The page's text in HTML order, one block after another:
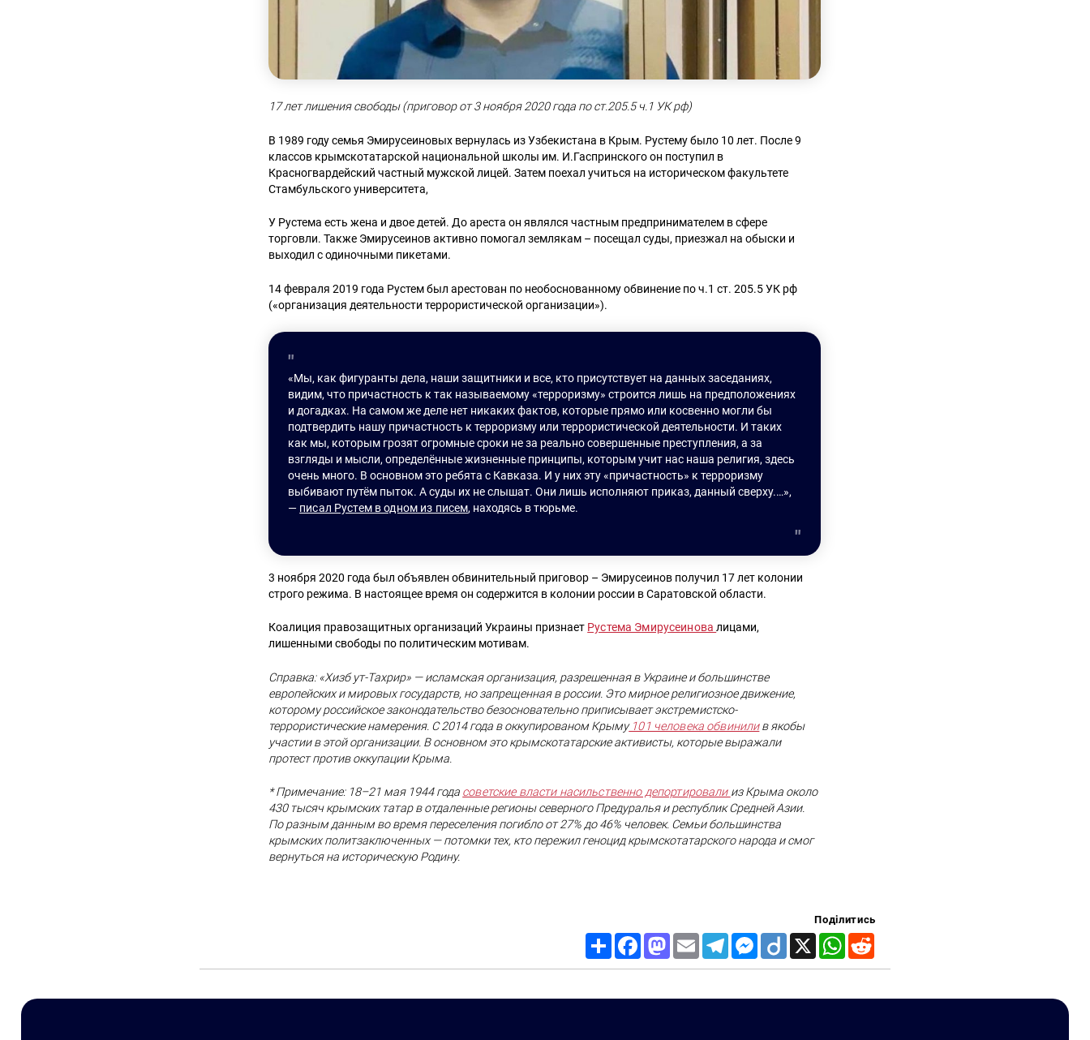
17 лет лишения свободы (приговор от 3 ноября 2020 года по ст.205.5 ч.1 УК рф)
В 1989 году семья Эмирусеиновых вернулась из Узбекистана в Крым. Рустему было 10 лет. После 9
классов крымскотатарской национальной школы им. И.Гаспринского он поступил в
Красногвардейский частный мужской лицей. Затем поехал учиться на историческом факультете
Стамбульского университета,
У Рустема есть жена и двое детей. До ареста он являлся частным предпринимателем в сфере
торговли. Также Эмирусеинов активно помогал землякам – посещал суды, приезжал на обыски и
выходил с одиночными пикетами.
14 февраля 2019 года Рустем был арестован по необоснованному обвинение по ч.1 ст. 205.5 УК рф
(«организация деятельности террористической организации»).
«Мы, как фигуранты дела, наши защитники и все, кто присутствует на данных заседаниях,
видим, что причастность к так называемому «терроризму» строится лишь на предположениях
и догадках. На самом же деле нет никаких фактов, которые прямо или косвенно могли бы
подтвердить нашу причастность к терроризму или террористической деятельности. И таких
как мы, которым грозят огромные сроки не за реально совершенные преступления, а за
взгляды и мысли, определённые жизненные принципы, которым учит нас наша религия, здесь
очень много. В основном это ребята с Кавказа. И у них эту «причастность» к терроризму
выбивают путём пыток. А суды их не слышат. Они лишь исполняют приказ, данный сверху.…»,
— писал Рустем в одном из писем, находясь в тюрьме.
3 ноября 2020 года был объявлен обвинительный приговор – Эмирусеинов получил 17 лет колонии
строго режима. В настоящее время он содержится в колонии россии в Саратовской области.
Коалиция правозащитных организаций Украины признает Рустема Эмирусеиновалицами,
лишенными свободы по политическим мотивам.
Справка: «Хизб ут-Тахрир» — исламская организация, разрешенная в Украине и большинстве
европейских и мировых государств, но запрещенная в россии. Это мирное религиозное движение,
которому российское законодательство безосновательно приписывает экстремистско-
террористические намерения. С 2014 года в оккупированом Крыму101 человека обвинилив якобы
участии в этой организации. В основном это крымскотатарские активисты, которые выражали
протест против оккупации Крыма.
* Примечание: 18–21 мая 1944 года советские власти насильственно депортировали из Крыма около
430 тысяч крымских татар в отдаленные регионы северного Предуралья и республик Средней Азии.
По разным данным во время переселения погибло от 27% до 46% человек. Семьи большинства
крымских политзаключенных — потомки тех, кто пережил геноцид крымскотатарского народа и смог
вернуться на историческую Родину.
Поділитись
Share FacebookMastodon
Email TelegramMessenger
Diigo X WhatsApp